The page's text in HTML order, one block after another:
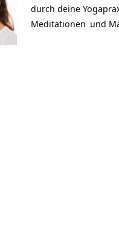
durch deine
Meditationen und